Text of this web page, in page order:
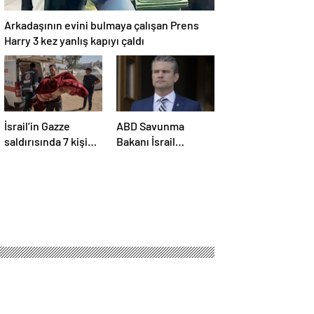
Arkadaşının evini bulmaya çalışan Prens
Harry 3 kez yanlış kapıyı çaldı
İsrail’in Gazze
saldırısında 7 kişi
ABD Savunma
Bakanı İsrail